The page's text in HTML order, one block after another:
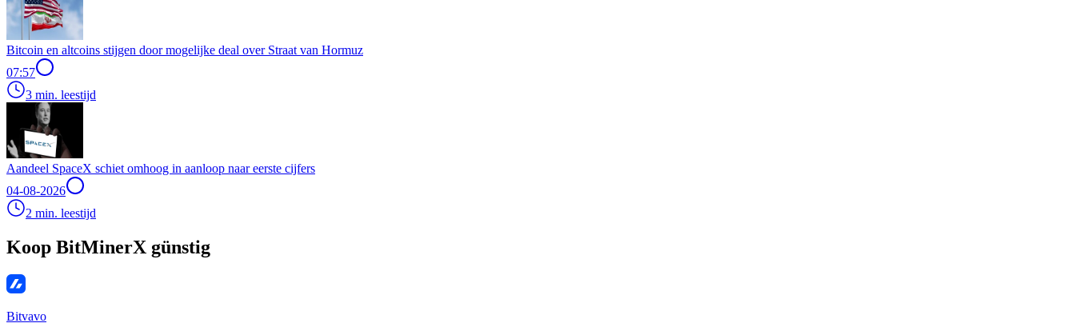
Bitcoin en altcoins stijgen door mogelijke deal over Straat van Hormuz
07:57
3 min. leestijd
Aandeel SpaceX schiet omhoog in aanloop naar eerste cijfers
04-08-2026
2 min. leestijd
Koop BitMinerX günstig
Bitvavo